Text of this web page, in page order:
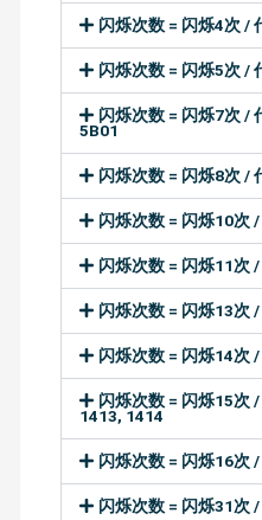
闪烁次数 = 闪烁4次 /
闪烁次数 = 闪烁5次 /
闪烁次数 = 闪烁7次 /
5B01
闪烁次数 = 闪烁8次 /
闪烁次数 = 闪烁10次
闪烁次数 = 闪烁11次
闪烁次数 = 闪烁13次
闪烁次数 = 闪烁14次
闪烁次数 = 闪烁15次
1413, 1414
闪烁次数 = 闪烁16次
闪烁次数 = 闪烁31次